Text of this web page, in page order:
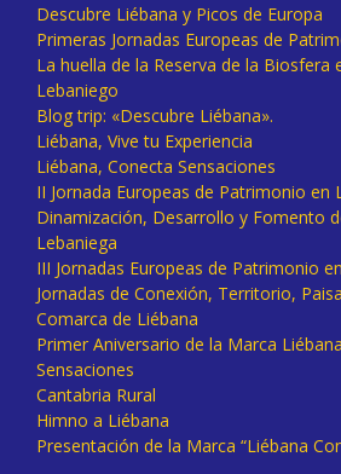
Descubre Liébana y Picos de Europa
Primeras Jornadas Europeas de
La huella de la Reserva de la Biosfera
Lebaniego
Blog trip: «Descubre Liébana».
Liébana, Vive tu Experiencia
Liébana, Conecta Sensaciones
II Jornada Europeas de Patrimonio en
Dinamización, Desarrollo y Fomento
Lebaniega
III Jornadas Europeas de Patrimonio
Jornadas de Conexión, Territorio,
Comarca de Liébana
Primer Aniversario de la Marca
Sensaciones
Cantabria Rural
Himno a Liébana
Presentación de la Marca “Liébana